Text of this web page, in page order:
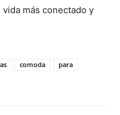
más conectado y
comoda
para